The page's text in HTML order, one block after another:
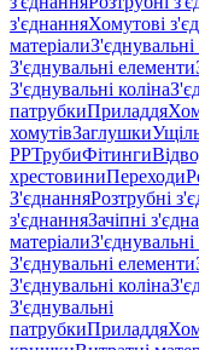
з'єднанняХомутові
матеріали
З'єднувальні елементи
З'єднувальні коліна
патрубкиПриладдя
хомутівЗаглушки
PPТрубиФітинги
хрестовиниПереходи
З'єднанняРозтрубні
з'єднанняЗачіпні
матеріали
З'єднувальні елементи
З'єднувальні коліна
З'єднувальні
патрубкиПриладдя